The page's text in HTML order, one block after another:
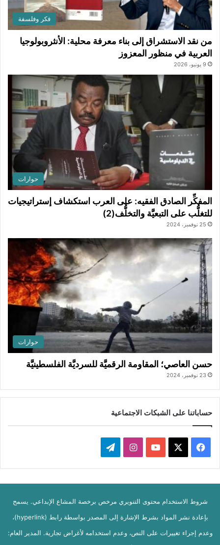
فكر وفلسفة
من نقد الاستشراق إلى بناء معرفة محلية: الأنثروبولوجيا
العربية في منظور المعزوز
9 يونيو، 2026
حوارات
المفكِّر الصادق الفقيه: على العرب استكشاف إستراتيجيات
للتغلُّب على التبعيَّة والتخلُّف(2)
25 نوفمبر، 2024
حوارات
حسن العاصي؛ المقاومة الرقميَّة للسرديَّة الفلسطينيَّة
23 نوفمبر، 2024
حساباتنا على الشبكات الاجتماعية
فيسبوك ‫YouTubeانستقرامتيلقرام
شروط الاستخدام محتوى التنويري مرخص برخصة المشاع الإبداعي. يسمح
بإعادة نشر المواد بشرط الإشارة إلى المصدر بواسطة رابط (hyperlink)،
وعدم إجراء تغييرات على النص، وعدم استخدامه لأغراض تجارية. المدير العام: